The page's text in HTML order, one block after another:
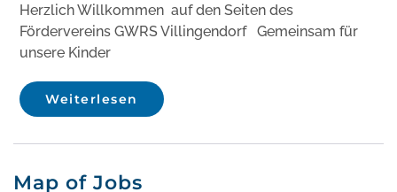
Herzlich Willkommen auf den Seiten des
Fördervereins GWRS Villingendorf Gemeinsam für
unsere Kinder
Weiterlesen
Map of Jobs